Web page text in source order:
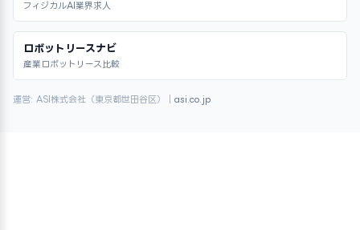
フィジカルAI業界求人
ロボットリースナビ
産業ロボットリース比較
運営: ASI株式会社（東京都世田谷区）｜ asi.co.jp